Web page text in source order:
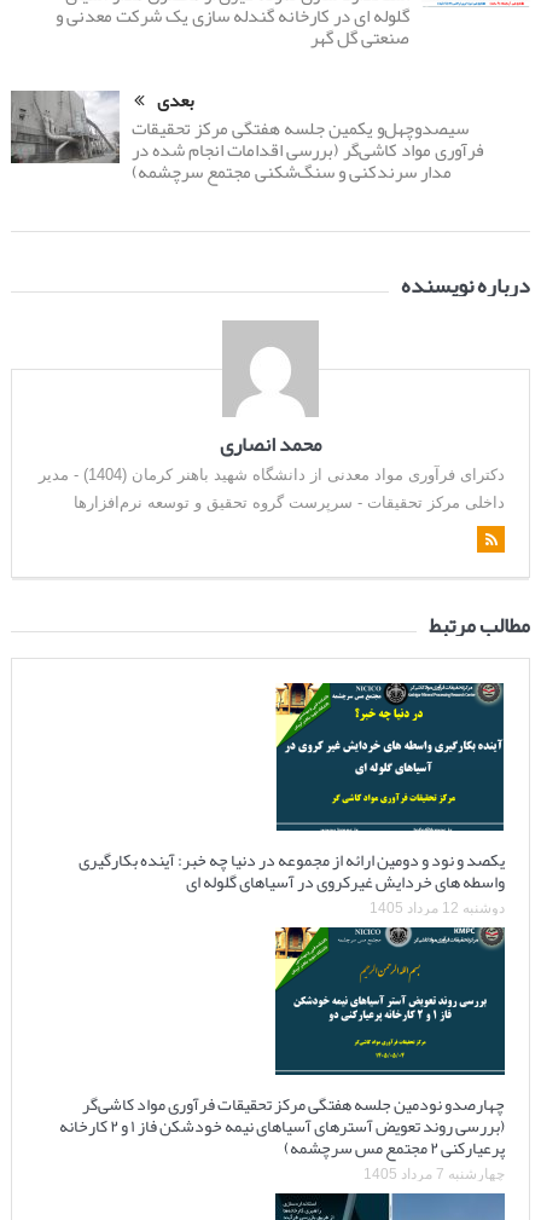
گلوله ای در کارخانه گندله سازی یک شرکت معدنی و
صنعتی گل گهر
بعدی
سیصدوچهل‌و یکمین جلسه هفتگی مرکز تحقیقات
فرآوری مواد کاشی‌گر (بررسی اقدامات انجام شده در
مدار سرندکنی و سنگ‌شکنی مجتمع سرچشمه)
درباره نویسنده
محمد انصاری
دکترای فرآوری مواد معدنی از دانشگاه شهید باهنر کرمان (1404) - مدیر
داخلی مرکز تحقیقات - سرپرست گروه تحقیق و توسعه نرم‌افزارها
مطالب مرتبط
یکصد و نود و دومین ارائه از مجموعه در دنیا چه خبر: آینده بکارگیری
واسطه های خردایش غیرکروی در آسیاهای گلوله ای
دوشنبه 12 مرداد 1405
چهارصدو نودمین جلسه هفتگی مرکز تحقیقات فرآوری مواد کاشی‌گر
(بررسی روند تعویض آسترهای آسیاهای نیمه خودشکن فاز ۱ و ۲ کارخانه
پرعیارکنی ۲ مجتمع مس سرچشمه)
چهارشنبه 7 مرداد 1405